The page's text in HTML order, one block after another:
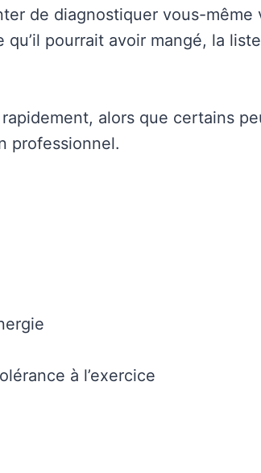
de diagnostiquer vous-même
pourrait avoir mangé, la
alors que certains
professionnel.
à l’exercice